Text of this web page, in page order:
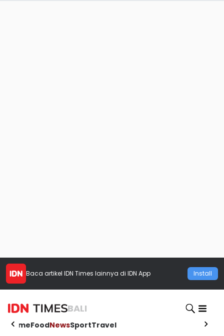
Baca artikel IDN Times lainnya di IDN App Install
BALI
HomeFoodNewsSportTravel